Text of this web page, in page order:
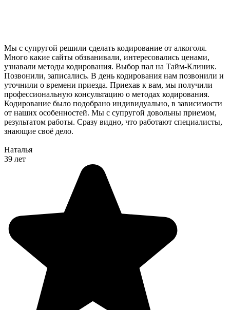
Мы с супругой решили сделать кодирование от алкоголя.
Много какие сайты обзванивали, интересовались ценами,
узнавали методы кодирования. Выбор пал на Тайм-Клиник.
Позвонили, записались. В день кодирования нам позвонили и
уточнили о времени приезда. Приехав к вам, мы получили
профессиональную консультацию о методах кодирования.
Кодирование было подобрано индивидуально, в зависимости
от наших особенностей. Мы с супругой довольны приемом,
результатом работы. Сразу видно, что работают специалисты,
знающие своё дело.
Наталья
39 лет